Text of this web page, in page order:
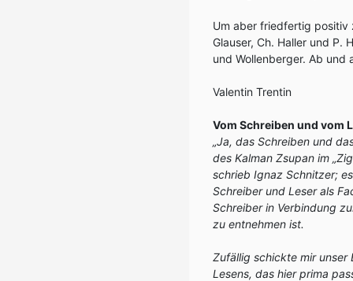
Um aber friedfertig positiv
Glauser, Ch. Haller und P.
und Wollenberger. Ab und
Valentin Trentin
Vom Schreiben und vom
„Ja, das Schreiben und
des Kalman Zsupan im
schrieb Ignaz Schnitzer;
Schreiber und Leser als
Schreiber in Verbindung
zu entnehmen ist.
Zufällig schickte mir unser
Lesens, das hier prima